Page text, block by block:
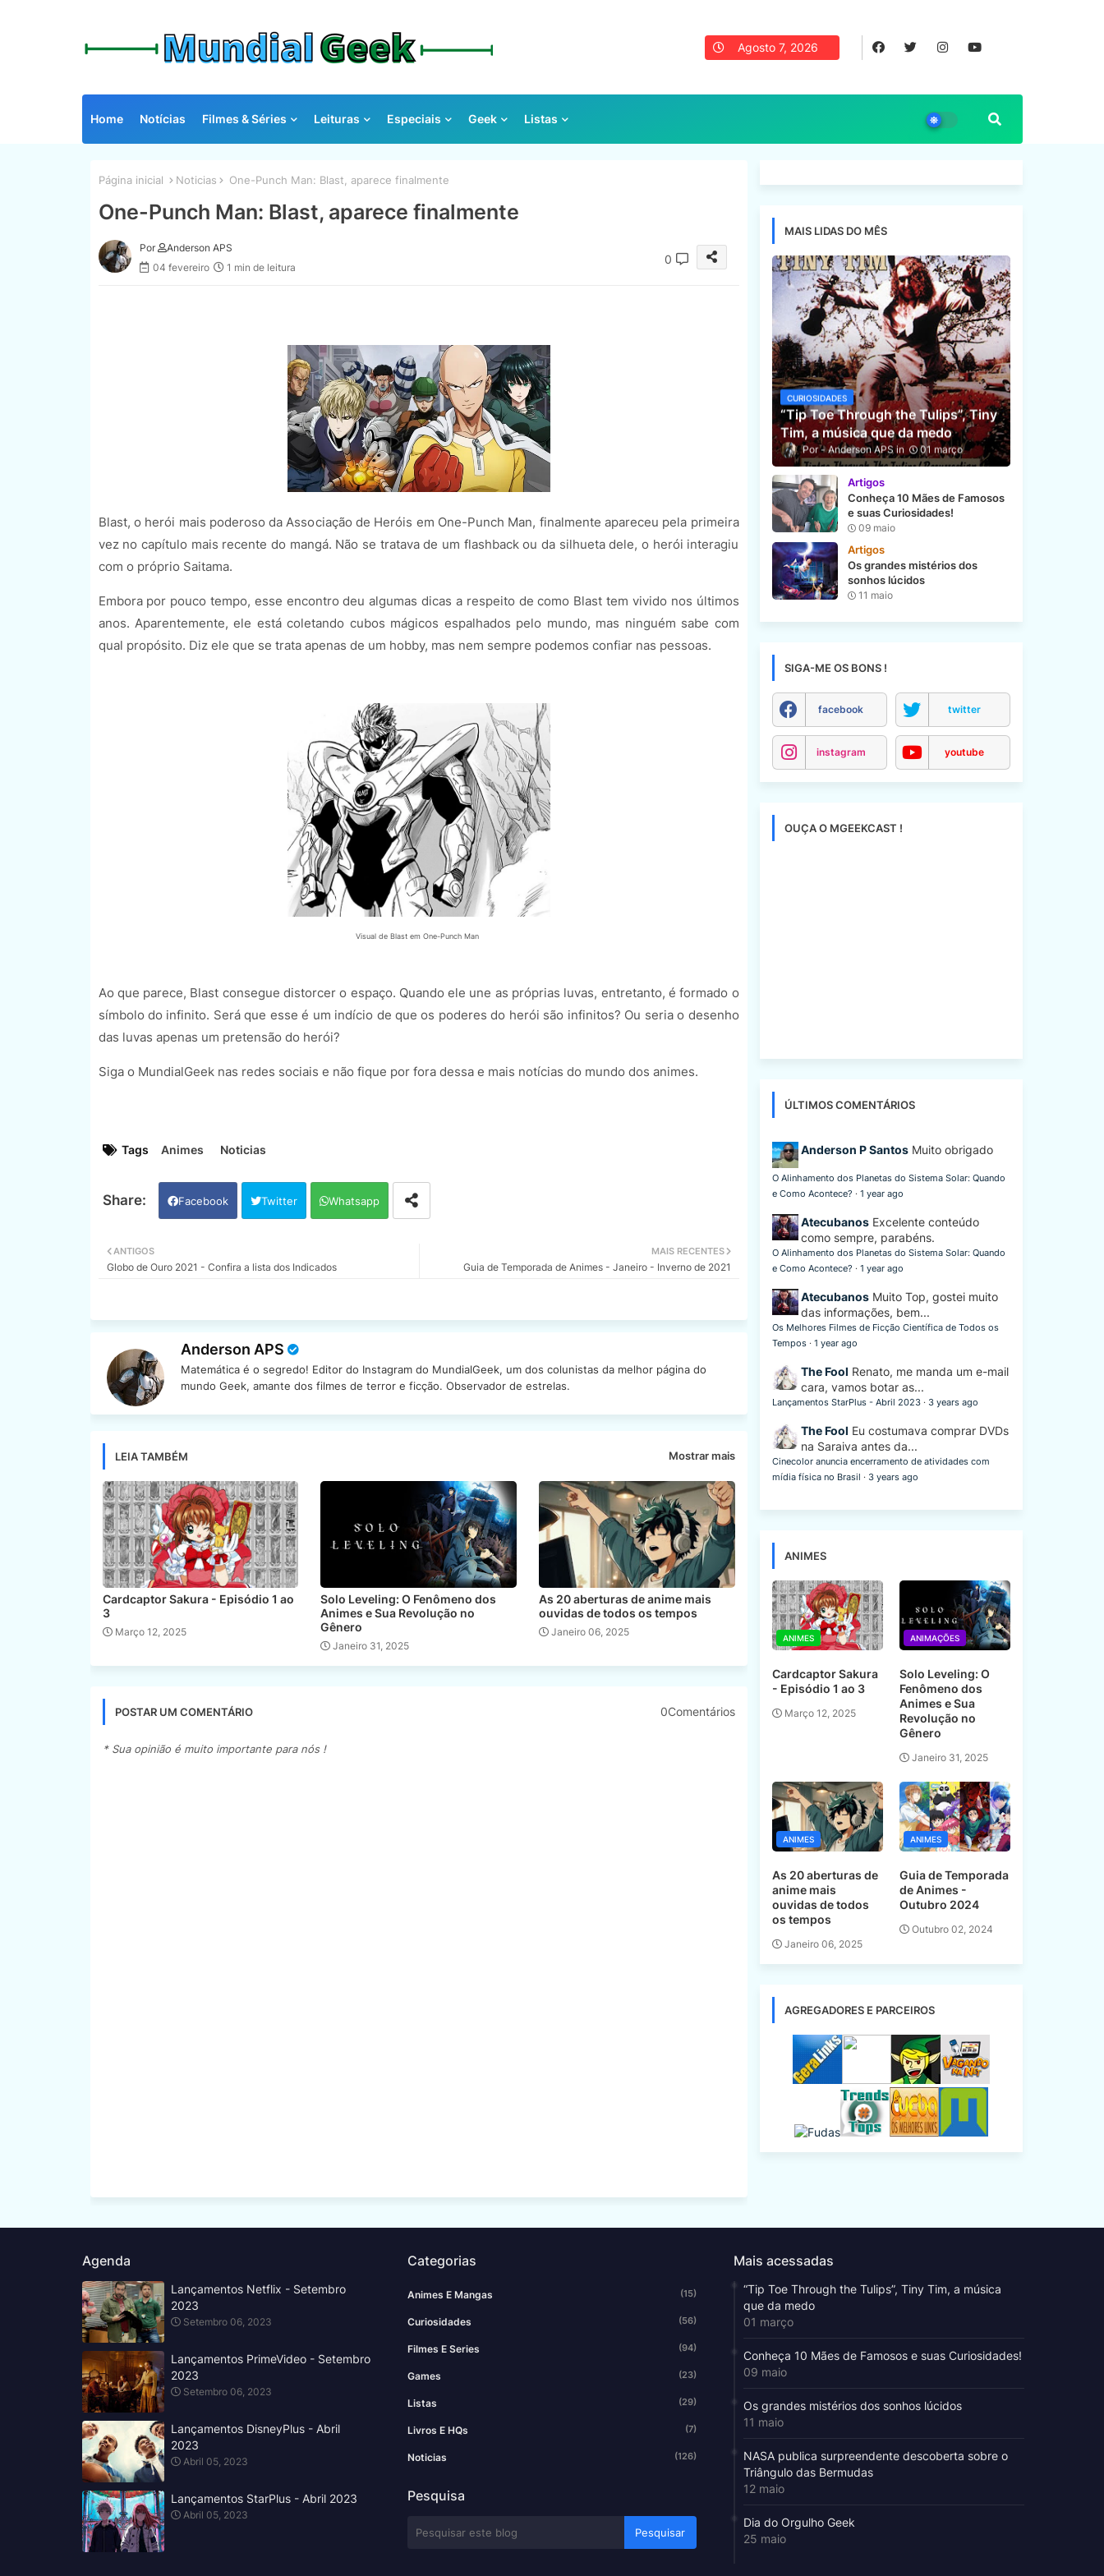
Agosto 7, 2026
Home Notícias Filmes & Séries Leituras Especiais Geek Listas
Página inicial Noticias One-Punch Man: Blast, aparece finalmente
One-Punch Man: Blast, aparece finalmente
Por
Anderson APS
04 fevereiro
1 min de leitura
0
Blast, o herói mais poderoso da Associação de Heróis em One-Punch Man, finalmente apareceu pela primeira
vez no capítulo mais recente do mangá. Não se tratava de um flashback ou da silhueta dele, o herói interagiu
com o próprio Saitama.
Embora por pouco tempo, esse encontro deu algumas dicas a respeito de como Blast tem vivido nos últimos
anos. Aparentemente, ele está coletando cubos mágicos espalhados pelo mundo, mas ninguém sabe com
qual propósito. Diz ele que se trata apenas de um hobby, mas nem sempre podemos confiar nas pessoas.
Visual de Blast em One-Punch Man
Ao que parece, Blast consegue distorcer o espaço. Quando ele une as próprias luvas, entretanto, é formado o
símbolo do infinito. Será que esse é um indício de que os poderes do herói são infinitos? Ou seria o desenho
das luvas apenas um pretensão do herói?
Siga o MundialGeek nas redes sociais e não fique por fora dessa e mais notícias do mundo dos animes.
Tags Animes Noticias
Facebook Twitter Whatsapp
MAIS RECENTES
Guia de Temporada de Animes - Janeiro - Inverno de 2021
ANTIGOS
Globo de Ouro 2021 - Confira a lista dos Indicados
Anderson APS
Matemática é o segredo! Editor do Instagram do MundialGeek, um dos colunistas da melhor página do
mundo Geek, amante dos filmes de terror e ficção. Observador de estrelas.
LEIA TAMBÉM Mostrar mais
Cardcaptor Sakura - Episódio 1 ao
3
Março 12, 2025
Solo Leveling: O Fenômeno dos
Animes e Sua Revolução no
Gênero
Janeiro 31, 2025
As 20 aberturas de anime mais
ouvidas de todos os tempos
Janeiro 06, 2025
POSTAR UM COMENTÁRIO 0Comentários
* Sua opinião é muito importante para nós !
MAIS LIDAS DO MÊS
CURIOSIDADES
“Tip Toe Through the Tulips”, Tiny
Tim, a música que da medo
Anderson APS 01 março
Artigos
Conheça 10 Mães de Famosos
e suas Curiosidades!
09 maio
Artigos
Os grandes mistérios dos
sonhos lúcidos
11 maio
SIGA-ME OS BONS !
facebook twitter
instagram youtube
OUÇA O MGEEKCAST !
ÚLTIMOS COMENTÁRIOS
Anderson P Santos Muito obrigado
O Alinhamento dos Planetas do Sistema Solar: Quando
e Como Acontece? · 1 year ago
Atecubanos Excelente conteúdo
como sempre, parabéns.
O Alinhamento dos Planetas do Sistema Solar: Quando
e Como Acontece? · 1 year ago
Atecubanos Muito Top, gostei muito
das informações, bem...
Os Melhores Filmes de Ficção Científica de Todos os
Tempos· 1 year ago
The Fool Renato, me manda um e-mail
cara, vamos botar as...
Lançamentos StarPlus - Abril 2023· 3 years ago
The Fool Eu costumava comprar DVDs
na Saraiva antes da...
Cinecolor anuncia encerramento de atividades com
mídia física no Brasil · 3 years ago
ANIMES
ANIMES
Cardcaptor Sakura
- Episódio 1 ao 3
Março 12, 2025
ANIMAÇÕES
Solo Leveling: O
Fenômeno dos
Animes e Sua
Revolução no
Gênero
Janeiro 31, 2025
ANIMES
As 20 aberturas de
anime mais
ouvidas de todos
os tempos
Janeiro 06, 2025
ANIMES
Guia de Temporada
de Animes -
Outubro 2024
Outubro 02, 2024
AGREGADORES E PARCEIROS
Agenda
Lançamentos Netflix - Setembro
2023
Setembro 06, 2023
Lançamentos PrimeVideo - Setembro
2023
Setembro 06, 2023
Lançamentos DisneyPlus - Abril
2023
Abril 05, 2023
Lançamentos StarPlus - Abril 2023
Abril 05, 2023
Categorias
Animes E Mangas (15)
Curiosidades (56)
Filmes E Series (94)
Games (23)
Listas (29)
Livros E HQs (7)
Noticias (126)
Pesquisa
Mais acessadas
“Tip Toe Through the Tulips”, Tiny Tim, a música
que da medo
01 março
Conheça 10 Mães de Famosos e suas Curiosidades!
09 maio
Os grandes mistérios dos sonhos lúcidos
11 maio
NASA publica surpreendente descoberta sobre o
Triângulo das Bermudas
12 maio
Dia do Orgulho Geek
25 maio